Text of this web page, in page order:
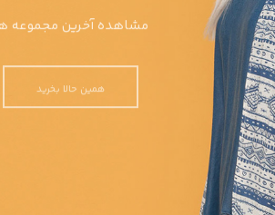
مشاهده آخرین مجموعه ها
همین حالا بخرید